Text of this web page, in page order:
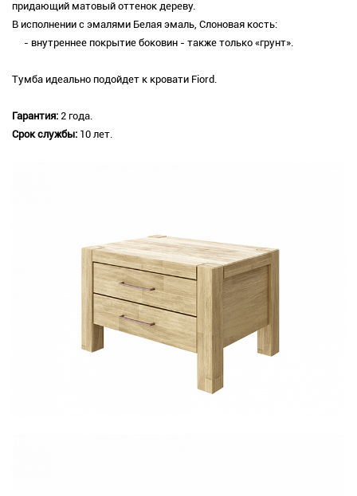
придающий матовый оттенок дереву.
В исполнении с эмалями Белая эмаль, Слоновая кость:
- внутреннее покрытие боковин - также только «грунт».
Тумба идеально подойдет к кровати Fiord.
Гарантия: 2 года.
Срок службы: 10 лет.